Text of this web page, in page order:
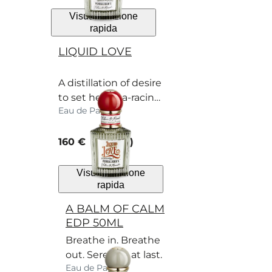
Visualizzazione
rapida
LIQUID LOVE
A distillation of desire
to set hearts a-racing.
You lucky thing!
Eau de Parfum
current price
160 € 50 ml
Visualizzazione
rapida
A BALM OF CALM
EDP 50ML
Breathe in. Breathe
out. Serenity, at last.
Eau de Parfum